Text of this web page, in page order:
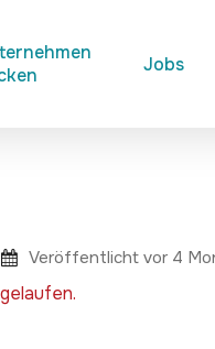
Jobs
Veröffentlicht vor 4